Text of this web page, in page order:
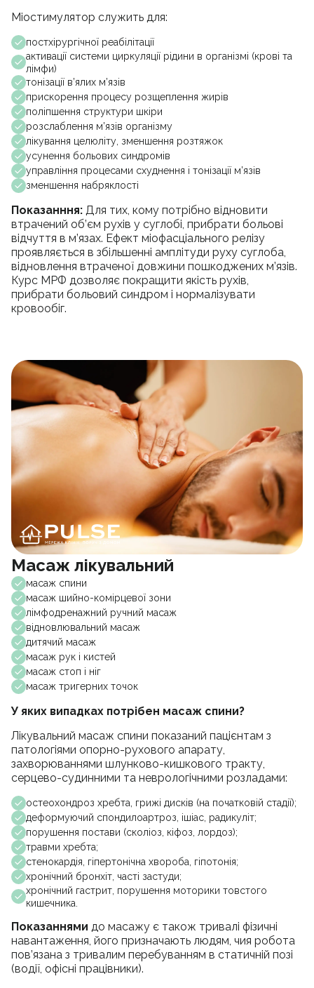
Міостимулятор служить для:
постхірургічної реабілітації
активації системи циркуляції рідини в організмі (крові та
лімфи)
тонізації в’ялих м’язів
прискорення процесу розщеплення жирів
поліпшення структури шкіри
розслаблення м’язів організму
лікування целюліту, зменшення розтяжок
усунення больових синдромів
управління процесами схуднення і тонізації м’язів
зменшення набряклості
Показанння: Для тих, кому потрібно відновити
втрачений об’єм рухів у суглобі, прибрати больові
відчуття в м’язах. Ефект міофасціального релізу
проявляється в збільшенні амплітуди руху суглоба,
відновлення втраченої довжини пошкоджених м’язів.
Курс МРФ дозволяє покращити якість рухів,
прибрати больовий синдром і нормалізувати
кровообіг.
Масаж лікувальний
масаж спини
масаж шийно-комірцевої зони
лімфодренажний ручний масаж
відновлювальний масаж
дитячий масаж
масаж рук і кистей
масаж стоп і ніг
масаж тригерних точок
У яких випадках потрібен масаж спини?
Лікувальний масаж спини показаний пацієнтам з
патологіями опорно-рухового апарату,
захворюваннями шлунково-кишкового тракту,
серцево-судинними та неврологічними розладами:
остеохондроз хребта, грижі дисків (на початковій стадії);
деформуючий спондилоартроз, ішіас, радикуліт;
порушення постави (сколіоз, кіфоз, лордоз);
травми хребта;
стенокардія, гіпертонічна хвороба, гіпотонія;
хронічний бронхіт, часті застуди;
хронічний гастрит, порушення моторики товстого
кишечника.
Показаннями до масажу є також тривалі фізичні
навантаження, його призначають людям, чия робота
пов’язана з тривалим перебуванням в статичній позі
(водії, офісні працівники).